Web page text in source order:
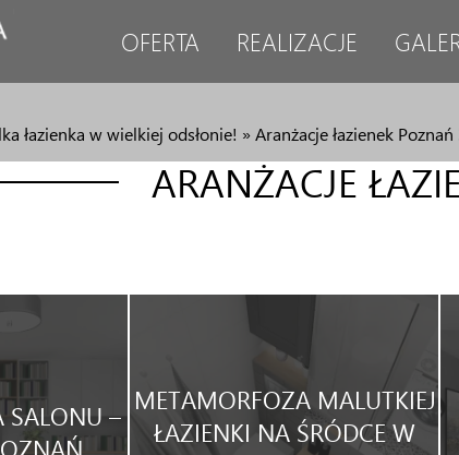
OFERTA REALIZACJE
łazienka w wielkiej odsłonie! »Aranżacje łazienek Poznań
ARANŻACJE
SALONU – METAMORFOZA MALUTKIEJ
ŁAZIENKI NA ŚRÓDCE W